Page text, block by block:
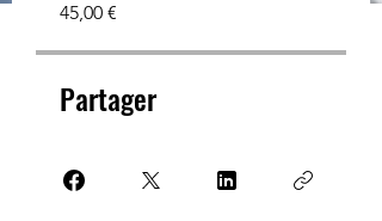
45,00 €
Partager